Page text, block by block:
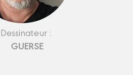
Dessinateur :
GUERSE